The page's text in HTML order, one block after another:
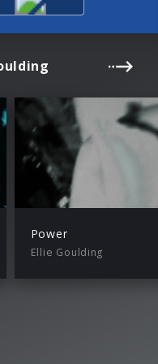
Power
Ellie Goulding